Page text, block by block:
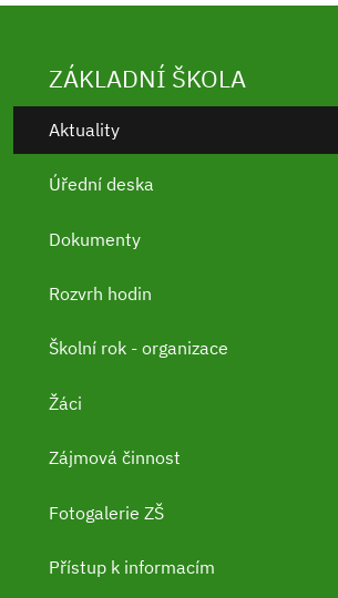
ZÁKLADNÍ ŠKOLA
Aktuality
Úřední deska
Dokumenty
Rozvrh hodin
Školní rok - organizace
Žáci
Zájmová činnost
Fotogalerie ZŠ
Přístup k informacím